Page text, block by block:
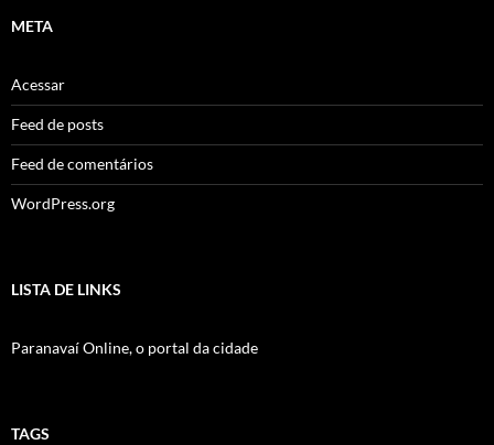
META
Acessar
Feed de posts
Feed de comentários
WordPress.org
LISTA DE LINKS
Paranavaí Online, o portal da cidade
TAGS